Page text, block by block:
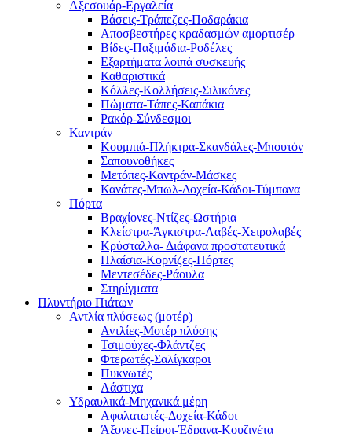
Αξεσουάρ-Εργαλεία
Βάσεις-Τράπεζες-Ποδαράκια
Αποσβεστήρες κραδασμών αμορτισέρ
Βίδες-Παξιμάδια-Ροδέλες
Εξαρτήματα λοιπά συσκευής
Καθαριστικά
Κόλλες-Κολλήσεις-Σιλικόνες
Πώματα-Τάπες-Καπάκια
Ρακόρ-Σύνδεσμοι
Καντράν
Κουμπιά-Πλήκτρα-Σκανδάλες-Μπουτόν
Σαπουνοθήκες
Μετόπες-Καντράν-Μάσκες
Κανάτες-Μπωλ-Δοχεία-Κάδοι-Τύμπανα
Πόρτα
Βραχίονες-Ντίζες-Ωστήρια
Κλείστρα-Άγκιστρα-Λαβές-Χειρολαβές
Κρύσταλλα- Διάφανα προστατευτικά
Πλαίσια-Κορνίζες-Πόρτες
Μεντεσέδες-Ράουλα
Στηρίγματα
Πλυντήριο Πιάτων
Αντλία πλύσεως (μοτέρ)
Αντλίες-Μοτέρ πλύσης
Τσιμούχες-Φλάντζες
Φτερωτές-Σαλίγκαροι
Πυκνωτές
Λάστιχα
Υδραυλικά-Mηχανικά μέρη
Αφαλατωτές-Δοχεία-Κάδοι
Άξονες-Πείροι-Έδρανα-Κουζινέτα